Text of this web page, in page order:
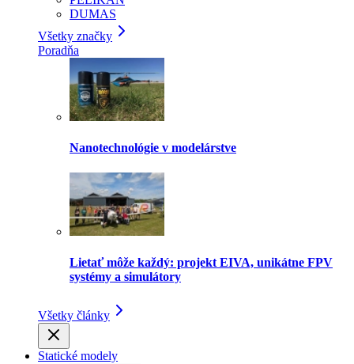
DUMAS
Všetky značky
Poradňa
Nanotechnológie v modelárstve
Lietať môže každý: projekt EIVA, unikátne FPV
systémy a simulátory
Všetky články
Statické modely